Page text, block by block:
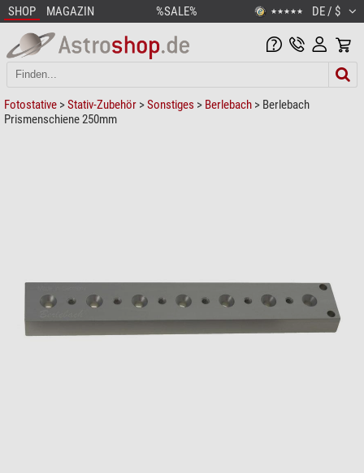
SHOP MAGAZIN %SALE% ★★★★★ DE / $
Fotostative >Stativ-Zubehör >Sonstiges > Berlebach > Berlebach
Prismenschiene 250mm